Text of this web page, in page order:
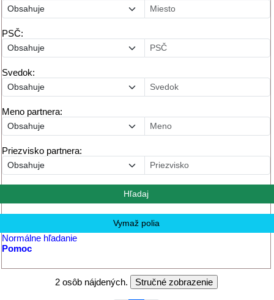
PSČ:
Svedok:
Meno partnera:
Priezvisko partnera:
Normálne hľadanie
Pomoc
2 osôb nájdených.